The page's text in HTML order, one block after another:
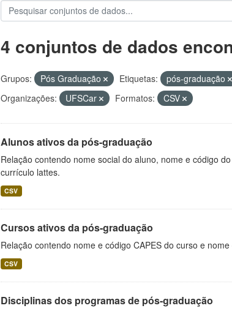
4 conjuntos de dados
Grupos: Pós Graduação Etiquetas:
pós-graduação
Organizações:
UFSCar Formatos: CSV
Alunos ativos da pós-graduação
Relação contendo nome social do aluno, nome e código
currículo lattes.
CSV
Cursos ativos da pós-graduação
Relação contendo nome e código CAPES do curso e
CSV
Disciplinas dos programas de pós-graduação